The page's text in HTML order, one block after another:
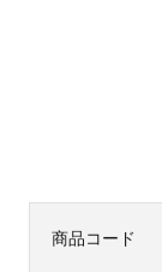
商品コード